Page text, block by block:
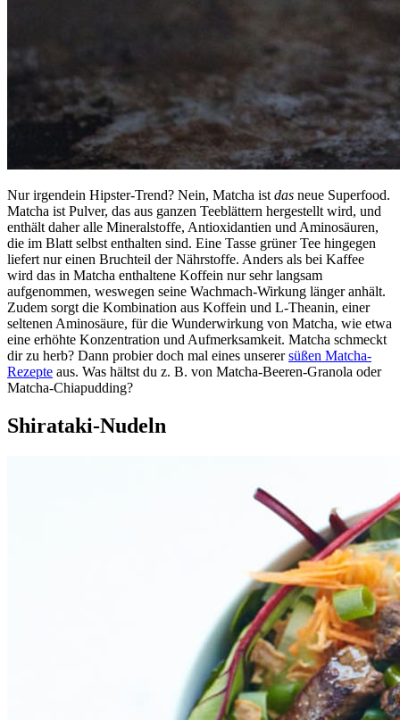
Nur irgendein Hipster-Trend? Nein, Matcha ist das neue Superfood.
Matcha ist Pulver, das aus ganzen Teeblättern hergestellt wird, und
enthält daher alle Mineralstoffe, Antioxidantien und Aminosäuren,
die im Blatt selbst enthalten sind. Eine Tasse grüner Tee hingegen
liefert nur einen Bruchteil der Nährstoffe. Anders als bei Kaffee
wird das in Matcha enthaltene Koffein nur sehr langsam
aufgenommen, weswegen seine Wachmach-Wirkung länger anhält.
Zudem sorgt die Kombination aus Koffein und L-Theanin, einer
seltenen Aminosäure, für die Wunderwirkung von Matcha, wie etwa
eine erhöhte Konzentration und Aufmerksamkeit. Matcha schmeckt
dir zu herb? Dann probier doch mal eines unserersüßen Matcha-
Rezepte aus. Was hältst du z. B. von Matcha-Beeren-Granola oder
Matcha-Chiapudding?
Shirataki-Nudeln